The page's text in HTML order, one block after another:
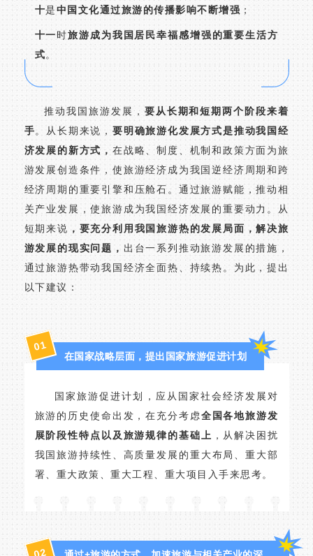
十是中国文化通过旅游的传播影响不断增强 ；
十一时旅游成为我国居民幸福感增强的重要生活方
式。
推动我国旅游发展， 要从长期和短期两个阶段来着
手。从长期来说， 要明确旅游化发展方式是推动我国经
济发展的新方式， 在战略、制度、机制和政策方面为旅
游发展创造条件，使旅游经济成为我国逆经济周期和跨
经济周期的重要引擎和压舱石。通过旅游赋能，推动相
关产业发展，使旅游成为我国经济发展的重要动力。从
短期来说 ，要充分利用我国旅游热的发展局面，解决旅
游发展的现实问题， 出台一系列推动旅游发展的措施，
通过旅游热带动我国经济全面热、持续热。为此，提出
以下建议：
01
在国家战略层面，提出国家旅游促进计划
国家旅游促进计划，应从国家社会经济发展对
旅游的历史使命出发，在充分考虑全国各地旅游发
展阶段性特点以及旅游规律的基础上 ，从解决困扰
我国旅游持续性、高质量发展的重大布局、重大部
署、重大政策、重大工程、重大项目入手来思考。
2